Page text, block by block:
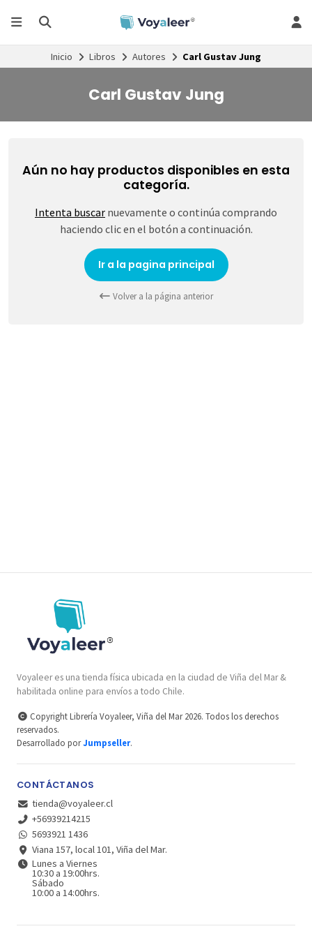
Inicio Libros Autores Carl Gustav Jung
Carl Gustav Jung
Aún no hay productos disponibles en esta
categoría.
Intenta buscar nuevamente o continúa comprando
haciendo clic en el botón a continuación.
Ir a la pagina principal
Volver a la página anterior
Voyaleer es una tienda física ubicada en la ciudad de Viña del Mar &
habilitada online para envíos a todo Chile.
Copyright Librería Voyaleer, Viña del Mar 2026. Todos los derechos
reservados.
Desarrollado porJumpseller.
CONTÁCTANOS
tienda@voyaleer.cl
+56939214215
5693921 1436
Viana 157, local 101, Viña del Mar.
Lunes a Viernes
10:30 a 19:00hrs.
Sábado
10:00 a 14:00hrs.